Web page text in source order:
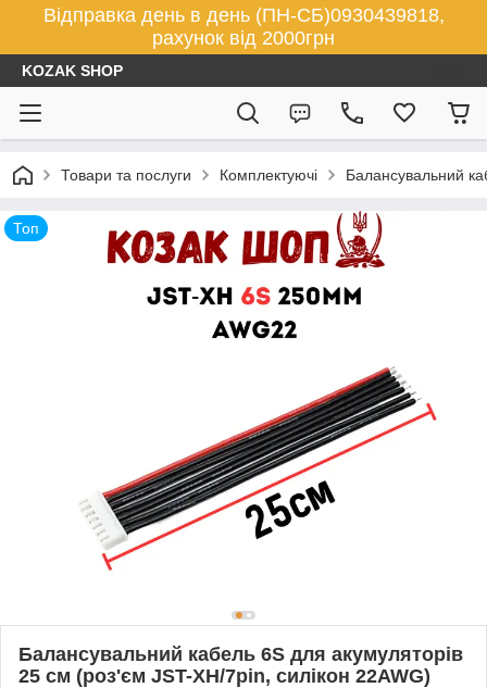
Відправка день в день (ПН-СБ)0930439818,
рахунок від 2000грн
KOZAK SHOP
Товари та послуги Комплектуючі Балансувальний
Топ
Балансувальний кабель 6S для акумуляторів
25 см (роз'єм JST-XH/7pin, силікон 22AWG)